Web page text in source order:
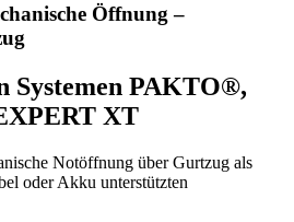
Öffnung –
Systemen PAKTO®,
XT
Notöffnung über Gurtzug als
oder Akku unterstützten